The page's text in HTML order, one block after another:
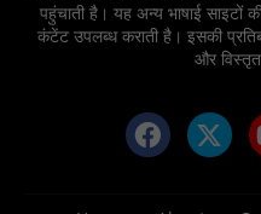
पहुंचाती है। यह अन्य भाषाई साइटों
कंटेंट उपलब्ध कराती है। इसकी
और